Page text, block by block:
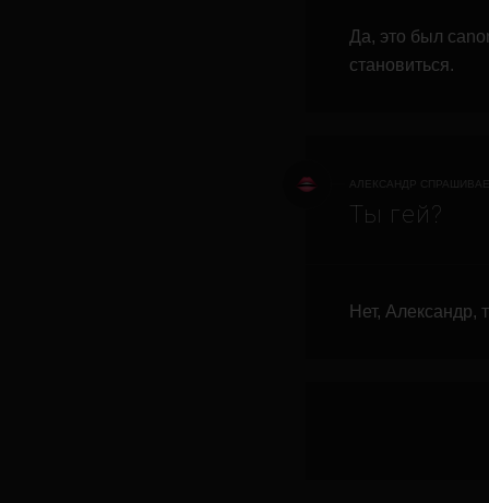
Да, это был
становиться.
АЛЕКСАНДР
Ты гей?
Нет, Александр,